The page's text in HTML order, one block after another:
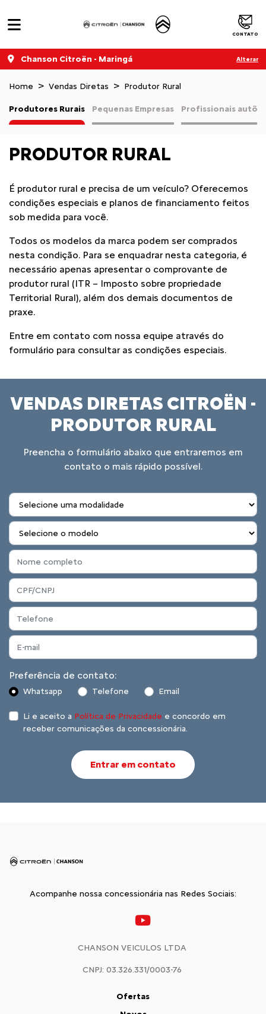
CONTATO
Chanson Citroën - Maringá Alterar
Home Vendas Diretas Produtor Rural
Pequenas Empresas Profissionais
Produtores Rurais
PRODUTOR RURAL
É produtor rural e precisa de um veículo? Oferecemos
condições especiais e planos de financiamento feitos
sob medida para você.
Todos os modelos da marca podem ser comprados
nesta condição. Para se enquadrar nesta categoria, é
necessário apenas apresentar o comprovante de
produtor rural (ITR – Imposto sobre propriedade
Territorial Rural), além dos demais documentos de
praxe.
Entre em contato com nossa equipe através do
formulário para consultar as condições especiais.
VENDAS DIRETAS CITROËN -
PRODUTOR RURAL
Preencha o formulário abaixo que entraremos em
contato o mais rápido possível.
Preferência de contato:
Whatsapp Telefone Email
Li e aceito a Política de Privacidade e concordo em
receber comunicações da concessionária.
Entrar em contato
Acompanhe nossa concessionária nas Redes Sociais:
CHANSON VEICULOS LTDA
CNPJ: 03.326.331/0003-76
Ofertas